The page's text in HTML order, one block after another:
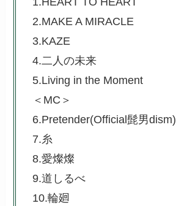
2.MAKE A MIRACLE
3.KAZE
4.二人の未来
5.Living in the Moment
＜MC＞
6.Pretender(Official髭男dism)
7.糸
8.愛燦燦
9.道しるべ
10.輪廻